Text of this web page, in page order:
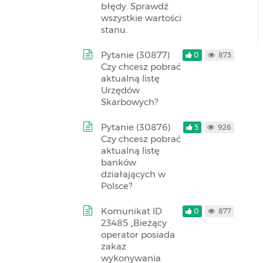
błędy. Sprawdź
wszystkie wartości
stanu.
Pytanie (30877)
Czy chcesz pobrać
aktualną listę
Urzędów
Skarbowych?
0 873
Pytanie (30876)
Czy chcesz pobrać
aktualną listę
banków
działających w
Polsce?
5 926
Komunikat ID
23485 „Bieżący
operator posiada
zakaz
wykonywania
0 877